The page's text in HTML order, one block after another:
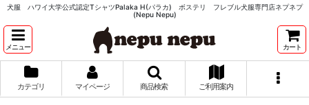
犬服 ハワイ大学公式認定TシャツPalaka H(パラカ) ボステリ フレブル犬服専門店ネプネプ
(Nepu Nepu)
メニュー カート
カテゴリ マイページ 商品検索 ご利用案内